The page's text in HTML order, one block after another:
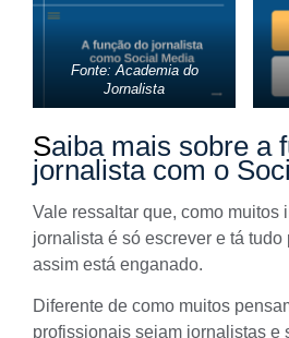
Fonte: Academia do
Jornalista
Saiba mais sobre a
jornalista com o
Vale ressaltar que, como muitos
jornalista é só escrever e tá tudo
assim está enganado.
Diferente de como muitos
profissionais sejam jornalistas e